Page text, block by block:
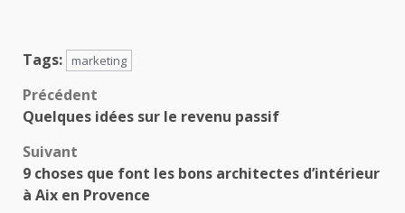
Tags: marketing
Navigation
d’article
Précédent
Quelques idées sur le revenu passif
Suivant
9 choses que font les bons architectes d’intérieur
à Aix en Provence